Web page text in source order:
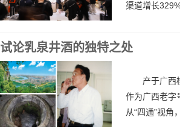
渠道增长
试论乳泉井酒的独特之处
产于广西
作为广西老字
从“四通”视